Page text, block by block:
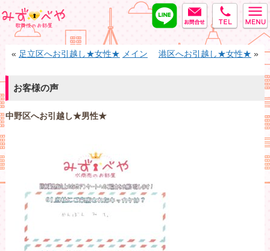
tel
MAIL
LINE
« 足立区へお引越し★女性★ メイン 港区へお引越し★女性★ »
お客様の声
中野区へお引越し★男性★